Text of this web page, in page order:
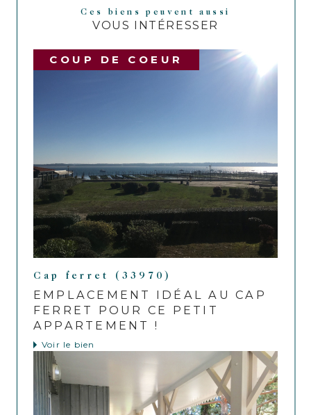
Ces biens peuvent aussi
VOUS INTÉRESSER
COUP DE COEUR
Cap ferret (33970)
EMPLACEMENT IDÉAL AU CAP
FERRET POUR CE PETIT
APPARTEMENT !
Voir le bien